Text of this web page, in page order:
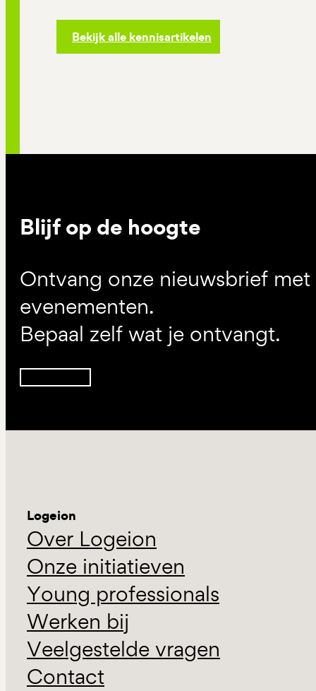
Bekijk alle kennisartikelen
Blijf op de hoogte
Ontvang onze nieuwsbrief
evenementen.
Bepaal zelf wat je ontvangt.
Logeion
Over Logeion
Onze initiatieven
Young professionals
Werken bij
Veelgestelde vragen
Contact